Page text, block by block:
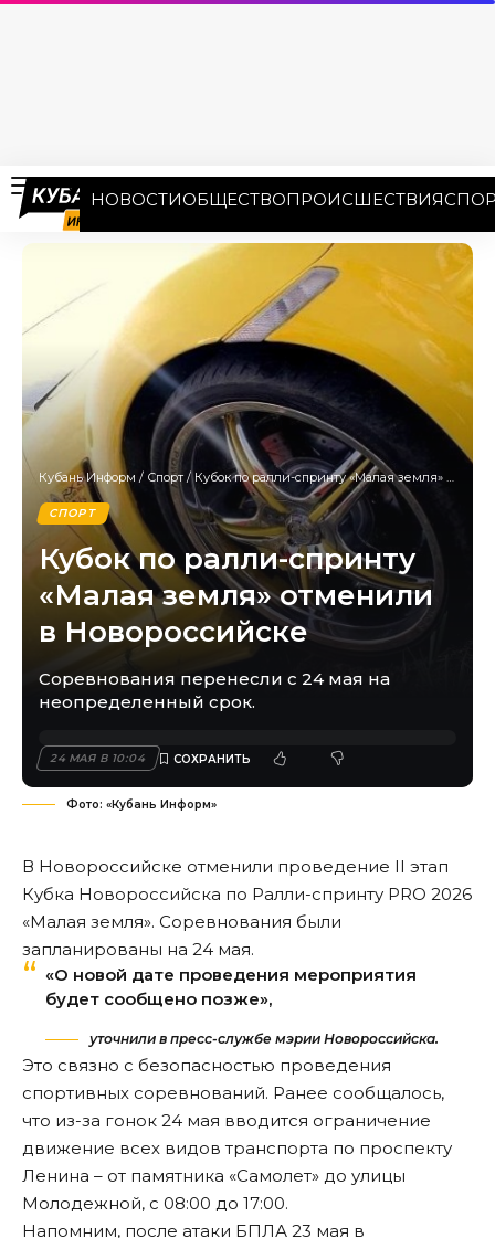
НОВОСТИОБЩЕСТВОПРОИСШЕСТВИЯ
Кубань Информ / Спорт /Кубок по ралли-спринту «Малая земля» отменили в Новороссийске
СПОРТ
Кубок по ралли-спринту
«Малая земля» отменили
в Новороссийске
Соревнования перенесли с 24 мая на
неопределенный срок.
24 МАЯ В 10:04
Фото: «Кубань Информ»
В Новороссийске отменили проведение II этап
Кубка Новороссийска по Ралли-спринту PRO 2026
«Малая земля». Соревнования были
запланированы на 24 мая.
«О новой дате проведения мероприятия
будет сообщено позже»,
уточнили в пресс-службе мэрии Новороссийска.
Это связно с безопасностью проведения
спортивных соревнований. Ранее сообщалось,
что из-за гонок 24 мая вводится ограничение
движение всех видов транспорта по проспекту
Ленина – от памятника «Самолет» до улицы
Молодежной, с 08:00 до 17:00.
Напомним, после атаки БПЛА 23 мая в